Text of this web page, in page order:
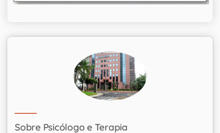
Sobre Psicólogo e Terapia